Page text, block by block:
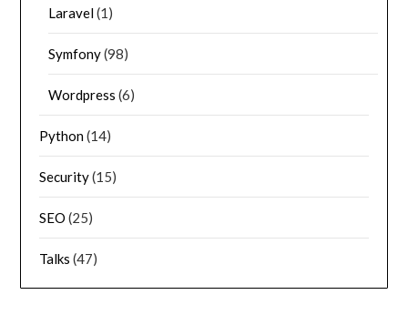
Laravel(1)
Symfony(98)
Wordpress (6)
Python(14)
Security(15)
SEO (25)
Talks (47)